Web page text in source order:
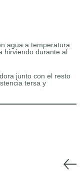
agua a temperatura
hirviendo durante al
junto con el resto
tersa y